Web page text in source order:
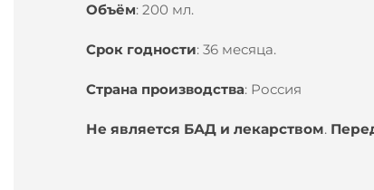
Объём: 200 мл.
Срок годности: 36 месяца.
Страна производства: Россия
Не является БАД и лекарством.